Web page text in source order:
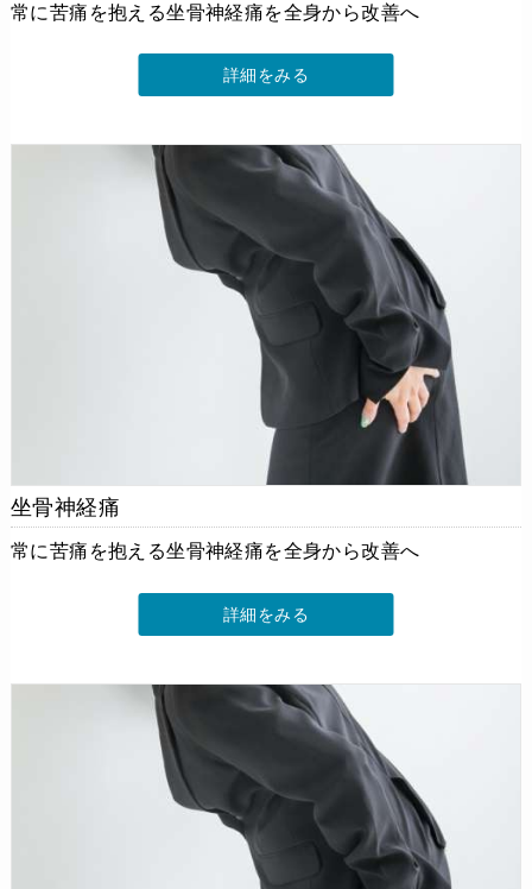
常に苦痛を抱える坐骨神経痛を全身から改善へ
詳細をみる
坐骨神経痛
常に苦痛を抱える坐骨神経痛を全身から改善へ
詳細をみる